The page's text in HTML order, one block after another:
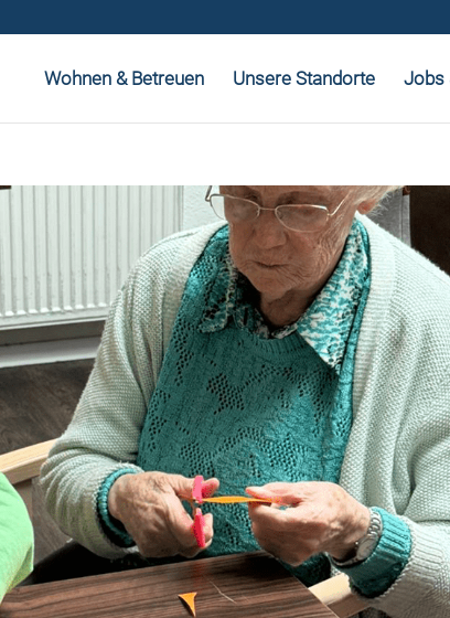
Wohnen & Betreuen Unsere Standorte Jobs